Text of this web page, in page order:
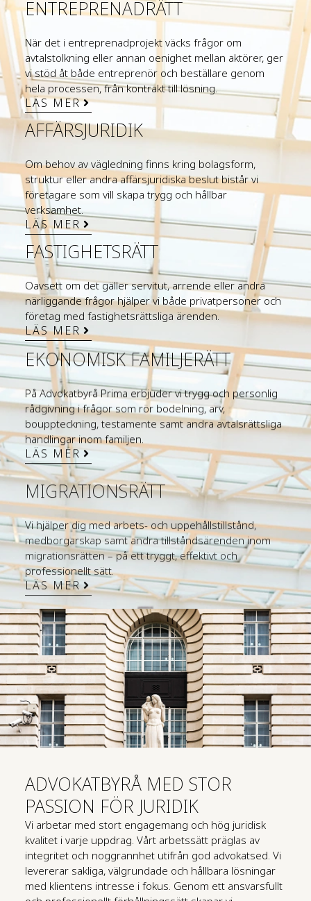
ENTREPRENADRÄTT
När det i entreprenadprojekt väcks frågor om
avtalstolkning eller annan oenighet mellan aktörer, ger
vi stöd åt både entreprenör och beställare genom
hela processen, från kontrakt till lösning.
LÄS MER
AFFÄRSJURIDIK
Om behov av vägledning finns kring bolagsform,
struktur eller andra affärsjuridiska beslut bistår vi
företagare som vill skapa trygg och hållbar
verksamhet.
LÄS MER
FASTIGHETSRÄTT
Oavsett om det gäller servitut, arrende eller andra
närliggande frågor hjälper vi både privatpersoner och
företag med fastighetsrättsliga ärenden.
LÄS MER
EKONOMISK FAMILJERÄTT
På Advokatbyrå Prima erbjuder vi trygg och personlig
rådgivning i frågor som rör bodelning, arv,
bouppteckning, testamente samt andra avtalsrättsliga
handlingar inom familjen.
LÄS MER
MIGRATIONSRÄTT
Vi hjälper dig med arbets- och uppehållstillstånd,
medborgarskap samt andra tillståndsärenden inom
migrationsrätten – på ett tryggt, effektivt och
professionellt sätt.
LÄS MER
ADVOKATBYRÅ MED STOR
PASSION FÖR JURIDIK
Vi arbetar med stort engagemang och hög juridisk
kvalitet i varje uppdrag. Vårt arbetssätt präglas av
integritet och noggrannhet utifrån god advokatsed. Vi
levererar sakliga, välgrundade och hållbara lösningar
med klientens intresse i fokus. Genom ett ansvarsfullt